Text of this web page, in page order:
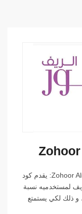
كوبون خصم و كود خصم زهور الريف Zohoor Alreef: يقدم كود
لمستخدميه نسبة
و ذلك لكي يستمتع